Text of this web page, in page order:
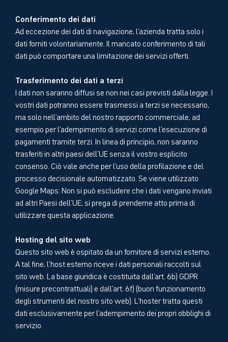
Conferimento dei dati
Ad eccezione dei dati di navigazione, l'azienda tratta solo i
dati forniti volontariamente. Il mancato conferimento di tali
dati può comportare una limitazione dei servizi offerti.
Trasferimento dei dati a terzi
I dati non saranno diffusi se non nei casi previsti dalla legge. I
vostri dati potranno essere trasmessi a terzi se necessario,
ma solo nell'ambito del nostro rapporto commerciale, ad
esempio per l'adempimento di servizi come l'esecuzione di
pagamenti tramite terzi. In linea di principio, non saranno
trasferiti in altri paesi dell'UE senza il vostro esplicito
consenso. Ciò vale anche per l'uso della profilazione e del
processo decisionale automatizzato. Se viene utilizzato
Google Maps: Non si può escludere che i dati vengano inviati
ad altri Paesi dell'UE, si prega di prenderne atto prima di
utilizzare questa applicazione.
Hosting del sito web
Questo sito web è ospitato da un fornitore di servizi esterno.
A tal fine, l'host esterno riceve i dati personali raccolti sul
sito web. La base giuridica è costituita dall'art. 6b) GDPR
(misure precontrattuali) e dall'art. 6f) (buon funzionamento
degli strumenti del nostro sito web). L'hoster tratta questi
dati esclusivamente per l'adempimento dei propri obblighi di
servizio.